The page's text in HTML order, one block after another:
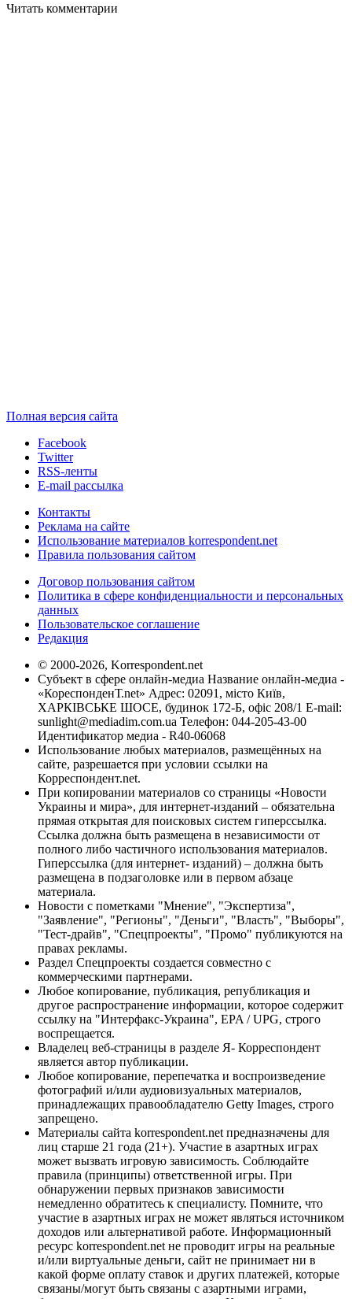
Читать комментарии
Полная версия сайта
Facebook
Twitter
RSS-ленты
E-mail рассылка
Контакты
Реклама на сайте
Использование материалов korrespondent.net
Правила пользования сайтом
Договор пользования сайтом
Политика в сфере конфиденциальности и персональных
данных
Пользовательское соглашение
Редакция
© 2000-2026, Korrespondent.net
Субъект в сфере онлайн-медиа Название онлайн-медиа -
«КореспонденТ.net» Адрес: 02091, місто Київ,
ХАРКІВСЬКЕ ШОСЕ, будинок 172-Б, офіс 208/1 E-mail:
sunlight@mediadim.com.ua Телефон: 044-205-43-00
Идентификатор медиа - R40-06068
Использование любых материалов, размещённых на
сайте, разрешается при условии ссылки на
Корреспондент.net.
При копировании материалов со страницы «Новости
Украины и мира», для интернет-изданий – обязательна
прямая открытая для поисковых систем гиперссылка.
Ссылка должна быть размещена в независимости от
полного либо частичного использования материалов.
Гиперссылка (для интернет- изданий) – должна быть
размещена в подзаголовке или в первом абзаце
материала.
Новости с пометками "Мнение", "Экспертиза",
"Заявление", "Регионы", "Деньги", "Власть", "Выборы",
"Тест-драйв", "Спецпроекты", "Промо" публикуются на
правах рекламы.
Раздел Спецпроекты создается совместно с
коммерческими партнерами.
Любое копирование, публикация, републикация и
другое распространение информации, которое содержит
ссылку на "Интерфакс-Украина", EPA / UPG, строго
воспрещается.
Владелец веб-страницы в разделе Я- Корреспондент
является автор публикации.
Любое копирование, перепечатка и воспроизведение
фотографий и/или аудиовизуальных материалов,
принадлежащих правообладателю Getty Images, строго
запрещено.
Материалы сайта korrespondent.net предназначены для
лиц старше 21 года (21+). Участие в азартных играх
может вызвать игровую зависимость. Соблюдайте
правила (принципы) ответственной игры. При
обнаружении первых признаков зависимости
немедленно обратитесь к специалисту. Помните, что
участие в азартных играх не может являться источником
доходов или альтернативой работе. Информационный
ресурс korrespondent.net не проводит игры на реальные
и/или виртуальные деньги, сайт не принимает ни в
какой форме оплату ставок и других платежей, которые
связаны/могут быть связаны с азартными играми,